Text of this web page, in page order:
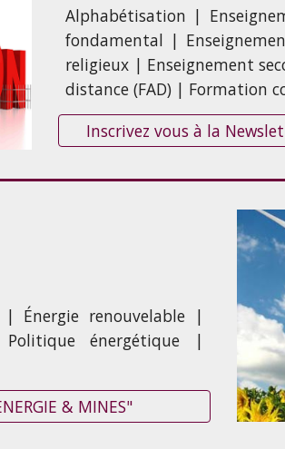
Alphabétisation |
fondamental |
religieux | Enseignement
distance (FAD) | Formation
Inscrivez vous à la
Énergie renouvelable |
énergétique |
& MINES"